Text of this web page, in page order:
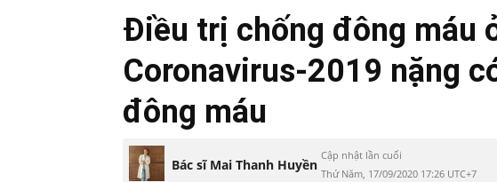
Điều trị chống đông máu
Coronavirus-2019 nặng
đông máu
Bác sĩ Mai Thanh Huyền
Cập nhật lần cuối
Thứ Năm, 17/09/2020 17:26 UTC+7